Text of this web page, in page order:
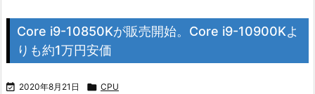
Core i9-10850Kが販売開始。Core i9-10900Kよ
りも約1万円安価
 2020年8月21日  CPU